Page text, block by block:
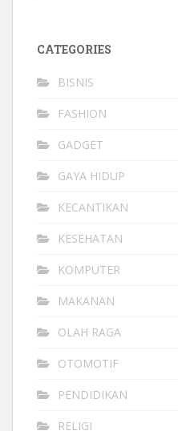
CATEGORIES
BISNIS
FASHION
GADGET
GAYA HIDUP
KECANTIKAN
KESEHATAN
KOMPUTER
MAKANAN
OLAH RAGA
OTOMOTIF
PENDIDIKAN
RELIGI